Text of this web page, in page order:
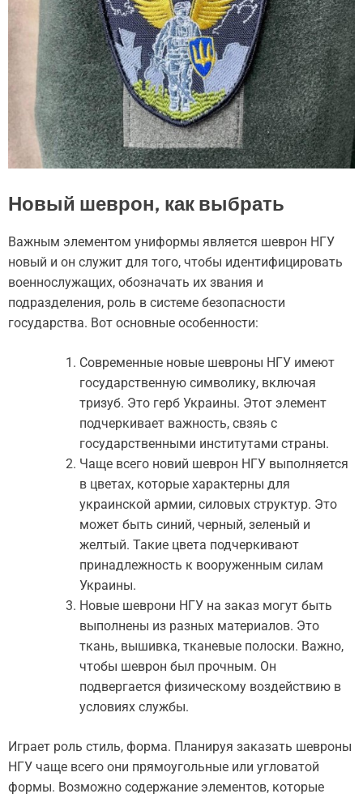
Новый шеврон, как выбрать
Важным элементом униформы является шеврон НГУ
новый и он служит для того, чтобы идентифицировать
военнослужащих, обозначать их звания и
подразделения, роль в системе безопасности
государства. Вот основные особенности:
Современные новые шевроны НГУ имеют
государственную символику, включая
тризуб. Это герб Украины. Этот элемент
подчеркивает важность, свзяь с
государственными институтами страны.
Чаще всего новий шеврон НГУ выполняется
в цветах, которые характерны для
украинской армии, силовых структур. Это
может быть синий, черный, зеленый и
желтый. Такие цвета подчеркивают
принадлежность к вооруженным силам
Украины.
Новые шеврони НГУ на заказ могут быть
выполнены из разных материалов. Это
ткань, вышивка, тканевые полоски. Важно,
чтобы шеврон был прочным. Он
подвергается физическому воздействию в
условиях службы.
Играет роль стиль, форма. Планируя заказать шевроны
НГУ чаще всего они прямоугольные или угловатой
формы. Возможно содержание элементов, которые